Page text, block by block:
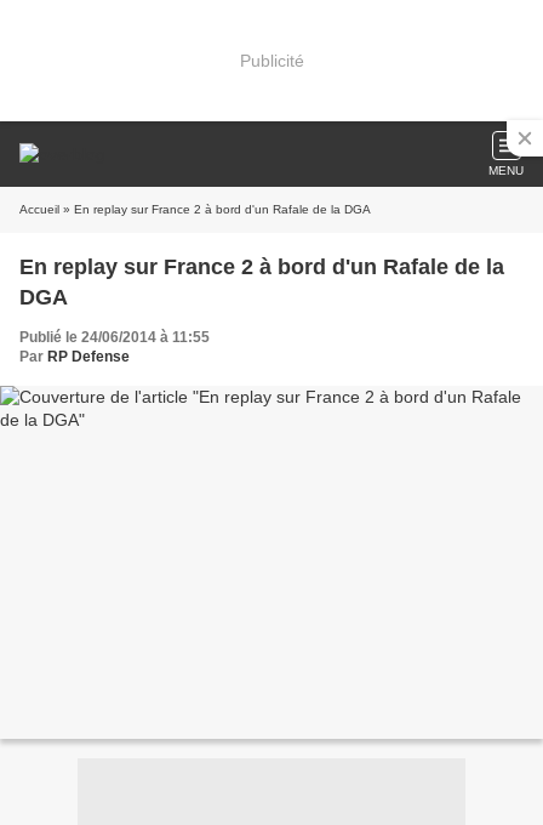
Publicité
MENU
Accueil » En replay sur France 2 à bord d'un Rafale de la DGA
En replay sur France 2 à bord d'un Rafale de la
DGA
Publié le 24/06/2014 à 11:55
Par RP Defense